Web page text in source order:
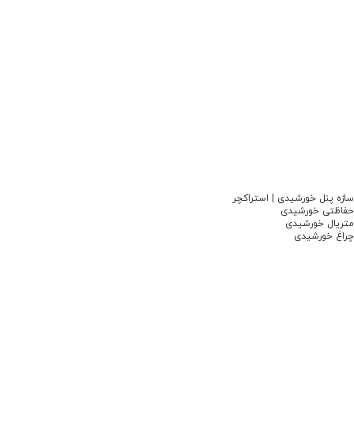
سازه پنل خورشیدی | استراکچر
حفاظتی خورشیدی
متریال خورشیدی
چراغ خورشیدی